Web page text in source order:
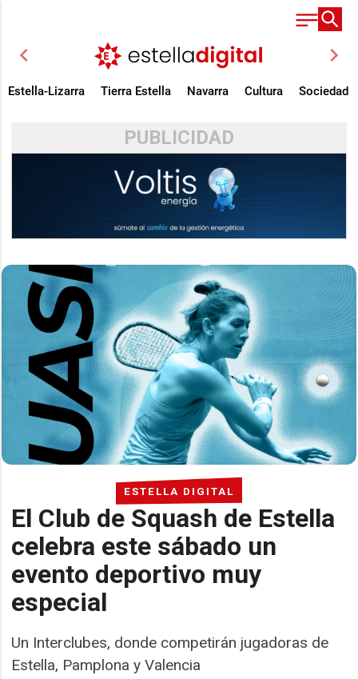
chevron_left chevron_right
Estella-Lizarra Tierra Estella Navarra Cultura Sociedad
PUBLICIDAD
ESTELLA DIGITAL
El Club de Squash de Estella
celebra este sábado un
evento deportivo muy
especial
Un Interclubes, donde competirán jugadoras de
Estella, Pamplona y Valencia